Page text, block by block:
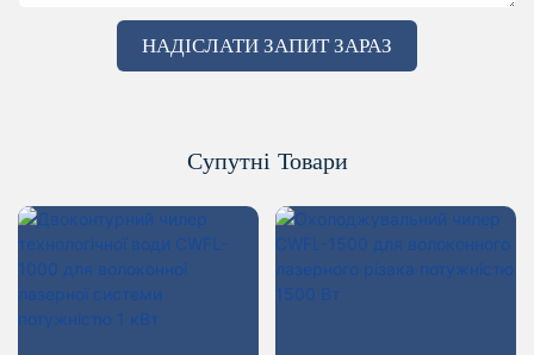
НАДІСЛАТИ ЗАПИТ ЗАРАЗ
Супутні Товари